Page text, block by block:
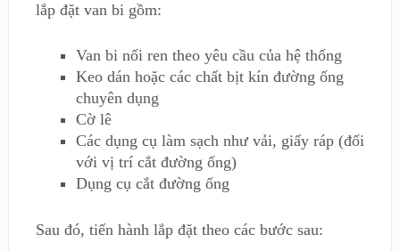
lắp đặt van bi gồm:
Van bi nối ren theo yêu cầu của hệ thống
Keo dán hoặc các chất bịt kín đường ống
chuyên dụng
Cờ lê
Các dụng cụ làm sạch như vải, giấy ráp (đối
với vị trí cắt đường ống)
Dụng cụ cắt đường ống
Sau đó, tiến hành lắp đặt theo các bước sau: